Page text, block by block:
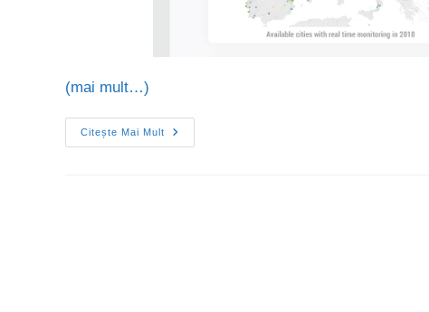
(mai mult…)
Citește Mai Mult